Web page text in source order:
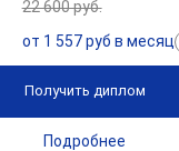
22 600 руб.
от 1 557 руб в месяц
Получить диплом
Подробнее